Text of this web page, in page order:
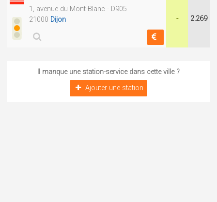
1, avenue du Mont-Blanc - D905
21000 Dijon - 2.269
Il manque une station-service dans cette ville ?
Ajouter une station